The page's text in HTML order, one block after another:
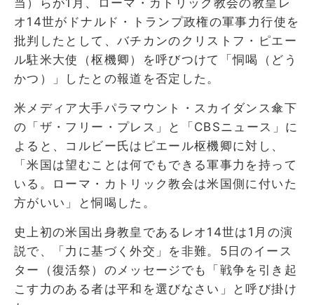
オ14世がドナルド・トランプ政権の軍事力行使を
批判したとして、バチカンのクリストフ・ピエー
ル駐米大使（枢機卿）を呼びつけて「恫喝（どう
かつ）」したとの報道を否定した。
米メディア大手パラマウント・スカイダンス傘下
の「ザ・フリー・プレス」と「CBSニュース」に
よると、コルビー氏はピエール枢機卿に対し、
「米国は望むことは何でもできる軍事力を持って
いる。ローマ・カトリック教会は米国側に付いた
方がいい」と恫喝した。
史上初の米国出身教皇であるレオ14世は1月の演
説で、「力に基づく外交」を非難。5日のイース
ター（復活祭）のメッセージでも「戦争を引き起
こす力のある者は平和を選びなさい」と呼び掛け